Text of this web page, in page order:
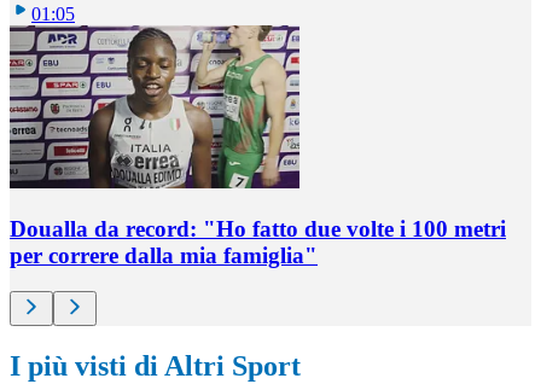
01:05
Doualla da record: "Ho fatto due volte i 100 metri
per correre dalla mia famiglia"
I più visti di Altri Sport